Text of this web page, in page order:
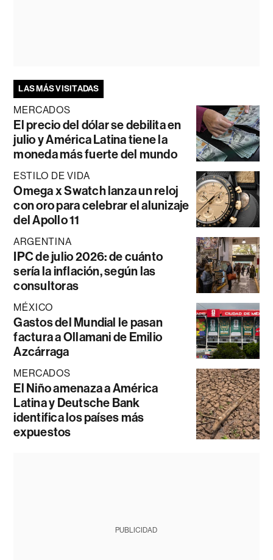
LAS MÁS VISITADAS
MERCADOS
El precio del dólar se debilita en
julio y América Latina tiene la
moneda más fuerte del mundo
ESTILO DE VIDA
Omega x Swatch lanza un reloj
con oro para celebrar el alunizaje
del Apollo 11
ARGENTINA
IPC de julio 2026: de cuánto
sería la inflación, según las
consultoras
MÉXICO
Gastos del Mundial le pasan
factura a Ollamani de Emilio
Azcárraga
MERCADOS
El Niño amenaza a América
Latina y Deutsche Bank
identifica los países más
expuestos
PUBLICIDAD